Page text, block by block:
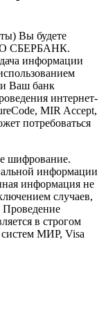
Вы будете
СБЕРБАНК.
информации
Ваш банк
интернет-
MIR Accept,
потребоваться
шифрование.
информации
информация не
случаев,
Проведение
в строгом
систем МИР, Visa